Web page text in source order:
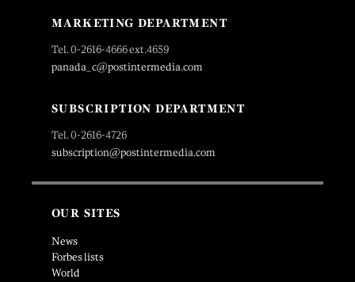
MARKETING DEPARTMENT
Tel. 0-2616-4666 ext.4659
panada_c@postintermedia.com
SUBSCRIPTION DEPARTMENT
Tel. 0-2616-4726
subscription@postintermedia.com
OUR SITES
News
Forbes lists
World